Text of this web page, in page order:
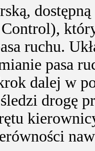
ruchu.
pasa
dalej w
drogę